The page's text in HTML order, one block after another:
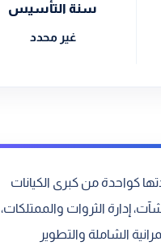
سنة التأسيس
غير محدد
كواحدة من كبرى الكيانات
إدارة الثروات والممتلكات،
الشاملة والتطوير